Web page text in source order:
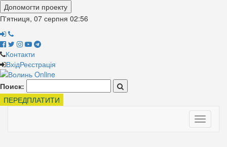
Допомогти проекту
П'ятниця, 07 серпня 02:56
Контакти
ВхідРеєстрація
Поиск:
ПЕРЕДПЛАТИТИ
Toggle